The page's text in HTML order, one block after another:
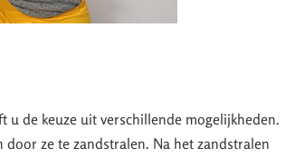
u de keuze uit verschillende mogelijkheden.
ze te zandstralen. Na het zandstralen